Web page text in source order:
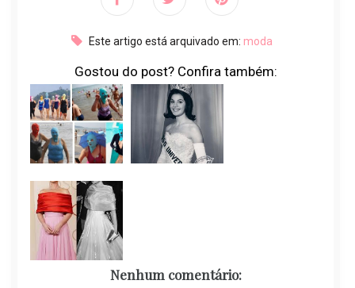
Este artigo está arquivado em: moda
Gostou do post? Confira também:
Nenhum comentário: